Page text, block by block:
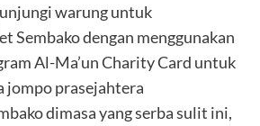
warung untuk
Sembako dengan menggunakan
Al-Ma’un Charity Card untuk
jompo prasejahtera
dimasa yang serba sulit ini,